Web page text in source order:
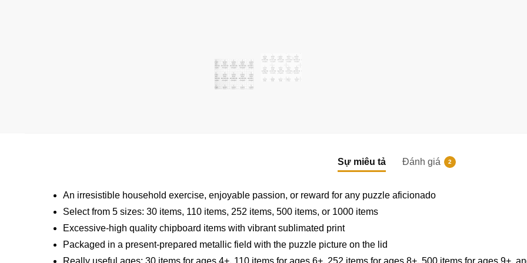
Sự miêu tả Đánh giá 2
An irresistible household exercise, enjoyable passion, or reward for any puzzle aficionado
Select from 5 sizes: 30 items, 110 items, 252 items, 500 items, or 1000 items
Excessive-high quality chipboard items with vibrant sublimated print
Packaged in a present-prepared metallic field with the puzzle picture on the lid
Really useful ages: 30 items for ages 4+, 110 items for ages 6+, 252 items for ages 8+, 500 items for ages 9+,